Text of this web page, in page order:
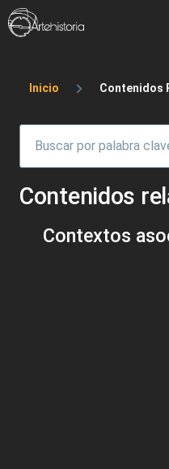
Pasar al contenido principal
Sobrescribir
Inicio Contenidos
Contenidos
Contextos